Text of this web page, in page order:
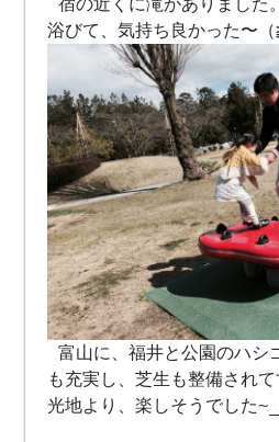
浴びて、気持ち良かった〜
富山に、福井と公園のハシ
も充実し、芝生も整備され
光地より、楽しそうでした